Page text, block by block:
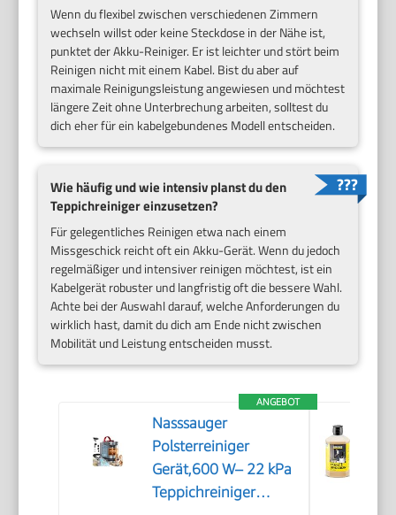
Wenn du flexibel zwischen verschiedenen Zimmern
wechseln willst oder keine Steckdose in der Nähe ist,
punktet der Akku-Reiniger. Er ist leichter und stört beim
Reinigen nicht mit einem Kabel. Bist du aber auf
maximale Reinigungsleistung angewiesen und möchtest
längere Zeit ohne Unterbrechung arbeiten, solltest du
dich eher für ein kabelgebundenes Modell entscheiden.
Wie häufig und wie intensiv planst du den
Teppichreiniger einzusetzen?
Für gelegentliches Reinigen etwa nach einem
Missgeschick reicht oft ein Akku-Gerät. Wenn du jedoch
regelmäßiger und intensiver reinigen möchtest, ist ein
Kabelgerät robuster und langfristig oft die bessere Wahl.
Achte bei der Auswahl darauf, welche Anforderungen du
wirklich hast, damit du dich am Ende nicht zwischen
Mobilität und Leistung entscheiden musst.
ANGEBOT
Nasssauger
Polsterreiniger
Gerät,600 W– 22 kPa
Teppichreiniger